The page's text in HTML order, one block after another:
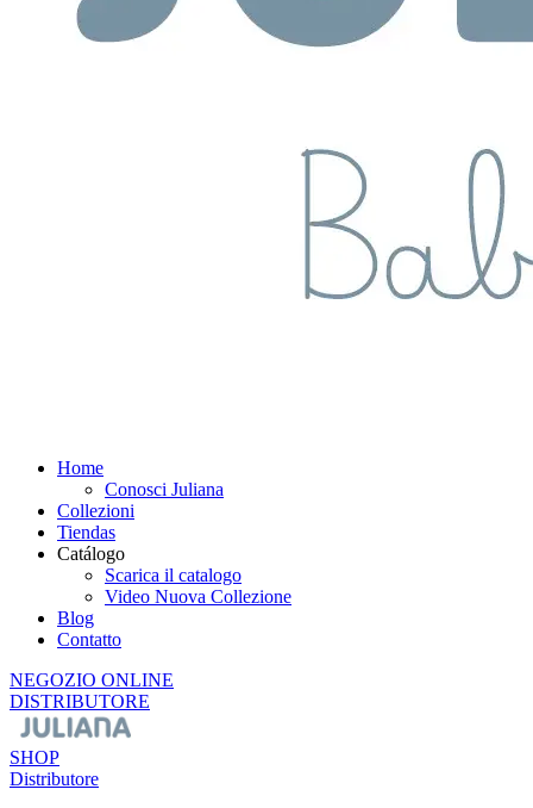
Home
Conosci Juliana
Collezioni
Tiendas
Catálogo
Scarica il catalogo
Video Nuova Collezione
Blog
Contatto
NEGOZIO ONLINE
DISTRIBUTORE
SHOP
Distributore